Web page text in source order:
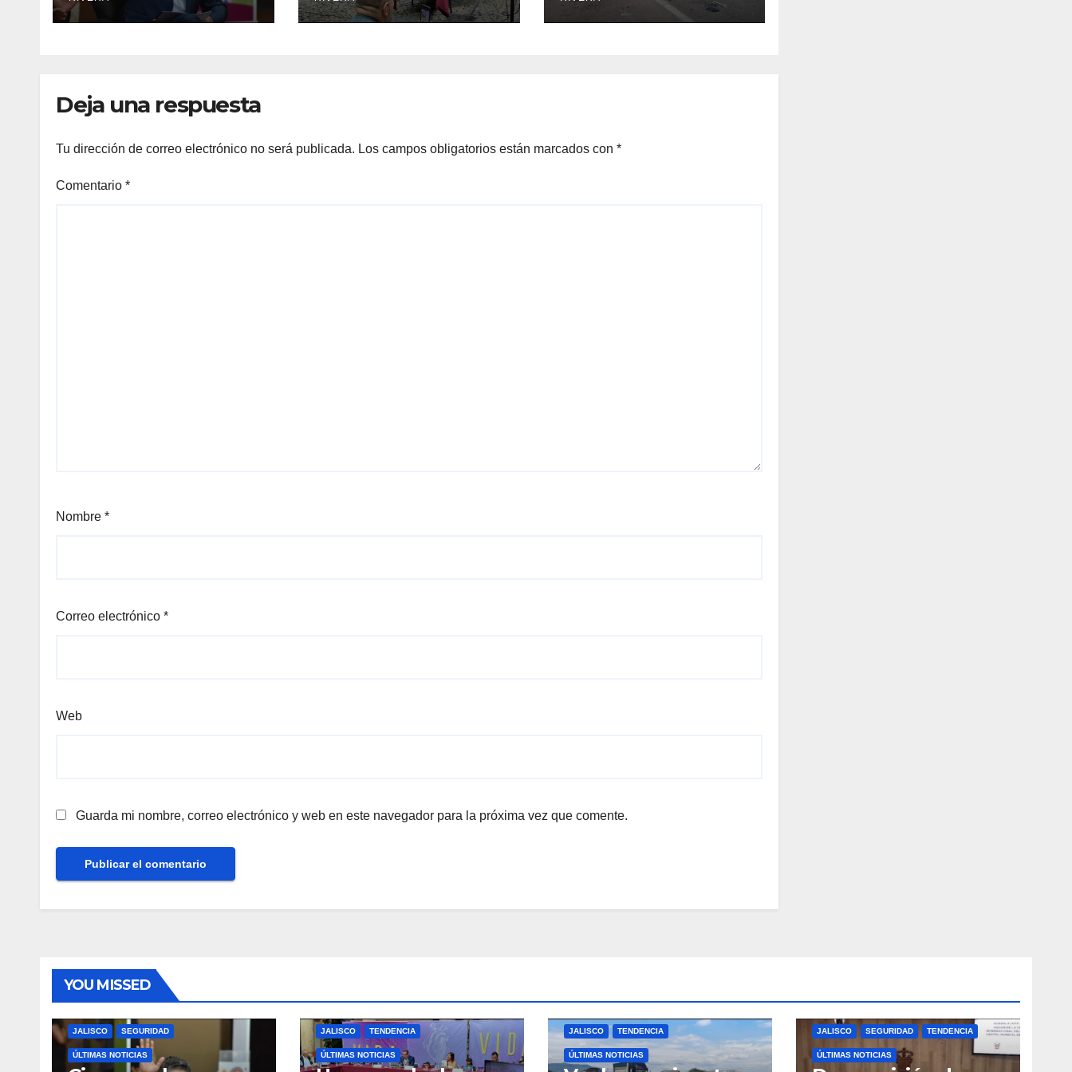
Deja una respuesta
Tu dirección de correo electrónico no será publicada. Los campos obligatorios están marcados con *
Comentario *
Nombre *
Correo electrónico *
Web
Guarda mi nombre, correo electrónico y web en este navegador para la próxima vez que comente.
YOU MISSED
JALISCO SEGURIDAD
ÚLTIMAS NOTICIAS
JALISCO TENDENCIA
ÚLTIMAS NOTICIAS
JALISCO TENDENCIA
ÚLTIMAS NOTICIAS
JALISCO SEGURIDAD TENDENCIA
ÚLTIMAS NOTICIAS